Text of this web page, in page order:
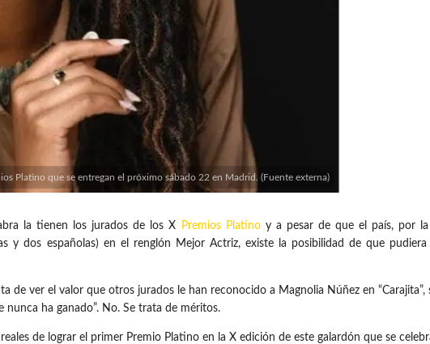
Platino que se entregan el próximo sábado 22 en Madrid. (Fuente externa)
la tienen los jurados de los X Premios Platinoy a pesar de que el país, por
y dos españolas) en el renglón Mejor Actriz, existe la posibilidad de que
de ver el valor que otros jurados le han reconocido a Magnolia Núñez en
ha ganado”. No. Se trata de méritos.
de lograr el primer Premio Platino en la X edición de este galardón que se